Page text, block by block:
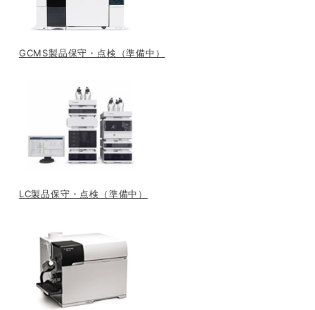
GCMS製品保守・点検（準備中）
LC製品保守・点検（準備中）